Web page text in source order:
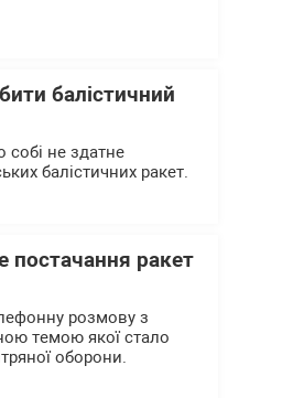
балістичний
собі не здатне
балістичних ракет.
постачання ракет
розмову з
темою якої стало
оборони.